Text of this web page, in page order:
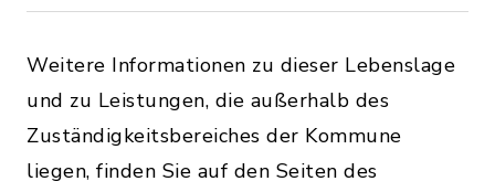
Weitere Informationen zu dieser Lebenslage
und zu Leistungen, die außerhalb des
Zuständigkeitsbereiches der Kommune
liegen, finden Sie auf den Seiten des